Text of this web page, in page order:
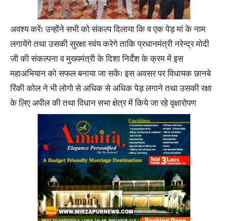
अवश्य करें। उन्होंने सभी को संकल्प दिलाया कि व एक पेड़ मां के नाम
लगायेंगे तथा उसकी सुरक्षा स्वंय करेगे ताकि प्रधानमंत्री नरेन्द्र मोदी
जी की संकल्पना व मुख्यमंत्री के दिशा निर्देश के क्रम में इस
महाअभियान को सफल बनाया जा सकें। इस अवसर पर विधायक छानबे
रिंकी कोल ने भी लोगो से अधिक से अधिक पेड़ लगाने तथा उसकी रक्षा
के लिए अपील की तथा विधान सभा क्षेत्र में किये जा रहे वृक्षारोपण